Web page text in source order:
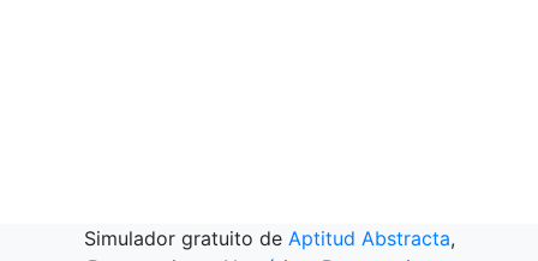
Simulador gratuito de Aptitud Abstracta,